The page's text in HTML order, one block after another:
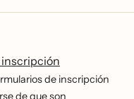
inscripción
de inscripción
de que son